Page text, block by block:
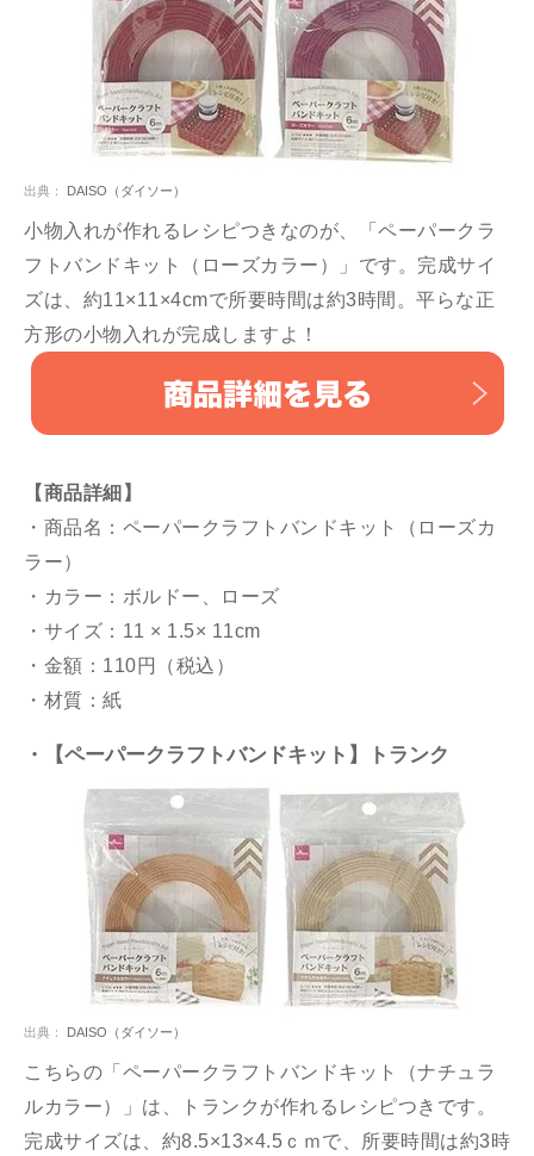
出典： DAISO（ダイソー）
小物入れが作れるレシピつきなのが、「ペーパークラ
フトバンドキット（ローズカラー）」です。完成サイ
ズは、約11×11×4cmで所要時間は約3時間。平らな正
方形の小物入れが完成しますよ！
【商品詳細】
・商品名：ペーパークラフトバンドキット（ローズカ
ラー）
・カラー：ボルドー、ローズ
・サイズ：11 × 1.5× 11cm
・金額：110円（税込）
・材質：紙
・【ペーパークラフトバンドキット】トランク
出典： DAISO（ダイソー）
こちらの「ペーパークラフトバンドキット（ナチュラ
ルカラー）」は、トランクが作れるレシピつきです。
完成サイズは、約8.5×13×4.5ｃｍで、所要時間は約3時